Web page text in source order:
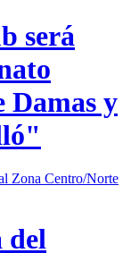
será
y
del